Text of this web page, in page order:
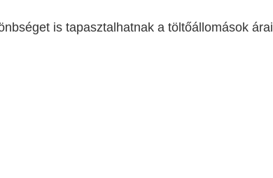
is tapasztalhatnak a töltőállomások árai